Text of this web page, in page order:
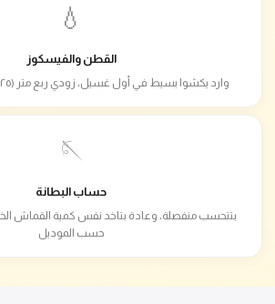
💧
القطن والفيسكوز
وارد يكشوا بسيط في أول غسيل، زودي ربع متر (٢٥ سم) احتياطي أمان
🪡
حساب البطانة
بتتحسب منفصلة، وعادة بتاخد نفس كمية القماش
حسب الموديل